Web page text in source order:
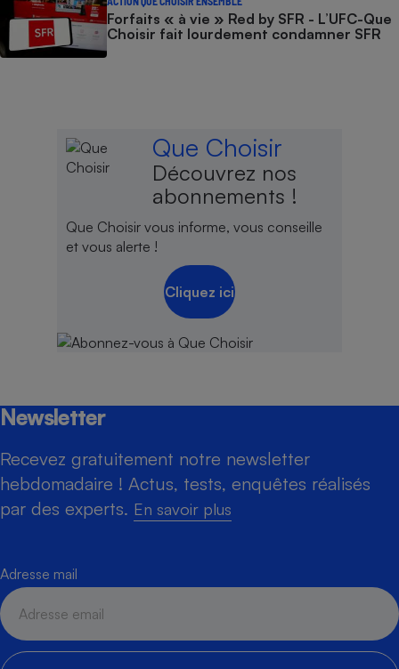
Forfaits « à vie » Red by SFR - L’UFC-Que
Choisir fait lourdement condamner SFR
Que Choisir
Découvrez nos
abonnements !
Que Choisir vous informe, vous conseille
et vous alerte !
Cliquez ici
Newsletter
Recevez gratuitement notre newsletter
hebdomadaire ! Actus, tests, enquêtes réalisés
par des experts. En savoir plus
Adresse mail